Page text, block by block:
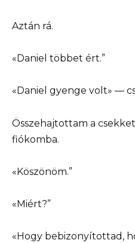
Aztán rá.
«Daniel többet ért.”
«Daniel gyenge volt» —
Összehajtottam a
fiókomba.
«Köszönöm.”
«Miért?”
«Hogy bebizonyítottad,